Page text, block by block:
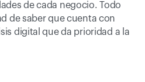
de cada negocio. Todo
de saber que cuenta con
digital que da prioridad a la